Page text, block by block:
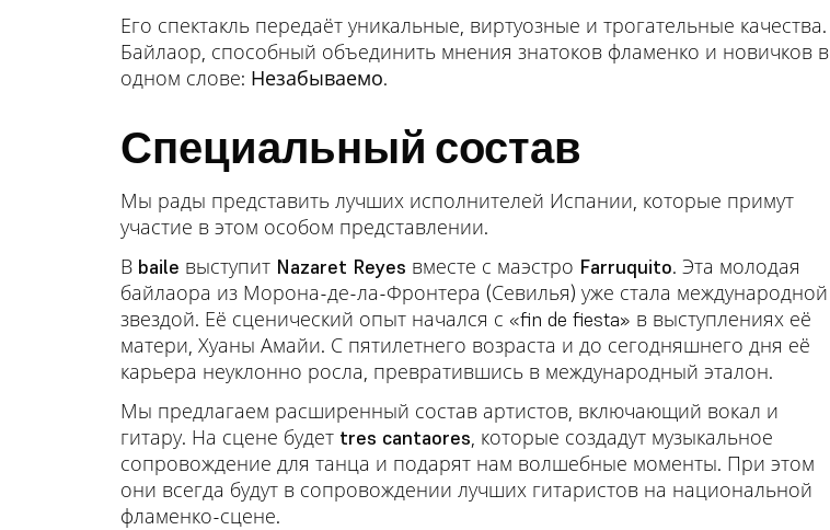
Его спектакль передаёт уникальные, виртуозные и трогательные качества.
Байлаор, способный объединить мнения знатоков фламенко и новичков в
одном слове: Незабываемо.
Специальный состав
Мы рады представить лучших исполнителей Испании, которые примут
участие в этом особом представлении.
В baile выступит Nazaret Reyes вместе с маэстро Farruquito. Эта молодая
байлаора из Морона-де-ла-Фронтера (Севилья) уже стала международной
звездой. Её сценический опыт начался с «fin de fiesta» в выступлениях её
матери, Хуаны Амайи. С пятилетнего возраста и до сегодняшнего дня её
карьера неуклонно росла, превратившись в международный эталон.
Мы предлагаем расширенный состав артистов, включающий вокал и
гитару. На сцене будет tres cantaores, которые создадут музыкальное
сопровождение для танца и подарят нам волшебные моменты. При этом
они всегда будут в сопровождении лучших гитаристов на национальной
фламенко-сцене.